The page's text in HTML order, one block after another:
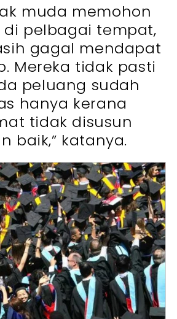
muda memohon
di pelbagai tempat,
gagal mendapat
Mereka tidak pasti
peluang sudah
hanya kerana
tidak disusun
baik,” katanya.